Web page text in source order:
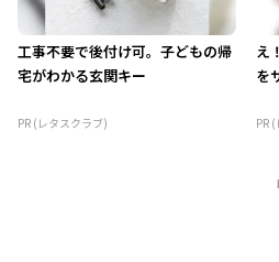
工事不要で後付け可。子どもの帰
宅がわかる玄関キー
PR (レタスクラブ)
え
を
PR